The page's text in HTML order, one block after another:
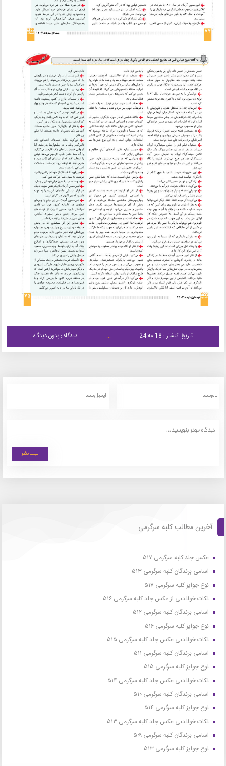
تاریخ انتشار : 18 مه 24 دیدگاه : بدون دیدگاه
آخرین مطالب کلبه سرگرمی
عکس جلد کلبه سرگرمی ۵۱۷
اسامی برندگان کلبه سرگرمی ۵۱۳
نوع جوایز کلبه سرگرمی ۵۱۷
نکات خواندنی از عکس جلد کلبه سرگرمی ۵۱۶
اسامی برندگان کلبه سرگرمی ۵۱۲
نوع جوایز کلبه سرگرمی ۵۱۶
نکات خواندنی عکس جلد کلبه سرگرمی ۵۱۵
اسامی برندگان کلبه سرگرمی ۵۱۱
نوع جوایز کلبه سرگرمی ۵۱۵
نکات خواندنی عکس جلد کلبه سرگرمی ۵۱۴
اسامی برندگان کلبه سرگرمی ۵۱۰
نوع جوایز کلبه سرگرمی ۵۱۴
نکات خواندنی عکس جلد کلبه سرگرمی ۵۱۳
اسامی برندگان کلبه سرگرمی ۵۰۹
نوع جوایز کلبه سرگرمی ۵۱۳